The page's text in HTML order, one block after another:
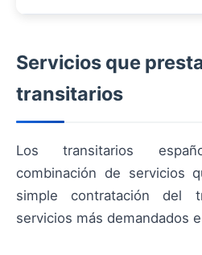
Servicios que
transitarios
Los transitarios
combinación de servicios
simple contratación del
servicios más demandados